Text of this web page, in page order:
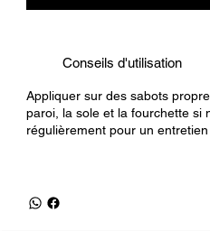
Conseils d'utilisation
Appliquer sur des sabots
paroi, la sole et la fourchette si
régulièrement pour un entretien